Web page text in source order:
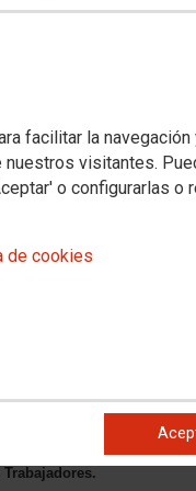
facilitar la navegación
visitantes.
o configurarlas o
de cookies
Archivo documental y
por el
revocación de
mantenido